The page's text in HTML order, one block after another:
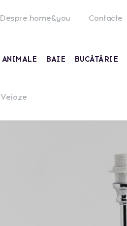
Despre home&you Contacte
ANIMALE BAIE BUCĂTĂRIE
Veioze